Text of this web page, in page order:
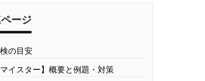
ージ
の目安
マイスター】概要と例題・対策